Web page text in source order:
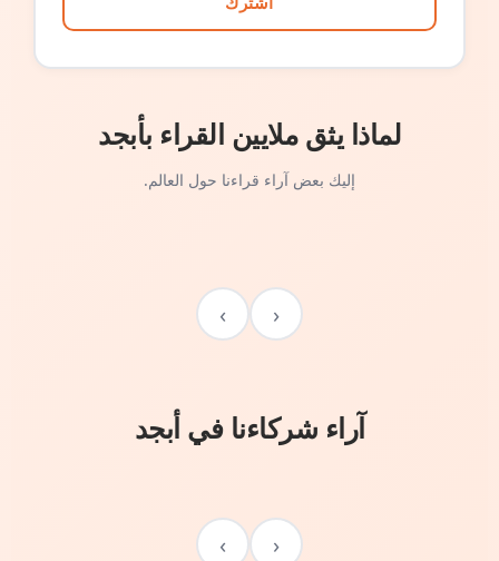
لماذا يثق ملايين القراء بأبجد
إليك بعض آراء قراءنا حول العالم.
‹
›
آراء شركاءنا في أبجد
‹
›